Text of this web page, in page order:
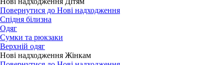
Повернутися до Нові надходження
Спідня білизна
Одяг
Сумки та рюкзаки
Верхній одяг
Нові надходження Жінкам